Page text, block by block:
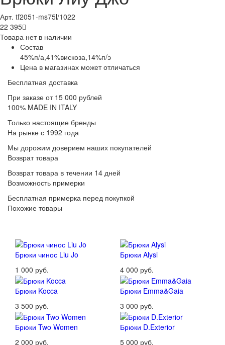
Арт. tf2051-ms75l/1022
22 395
Товара нет в наличии
Состав
45%п/а,41%вискоза,14%п/э
Цена в магазинах может отличаться
Бесплатная доставка
При заказе от 15 000 рублей
100% MADE IN ITALY
Только настоящие бренды
На рынке с 1992 года
Мы дорожим доверием наших покупателей
Возврат товара
Возврат товара в течении 14 дней
Возможность примерки
Бесплатная примерка перед покупкой
Похожие товары
Брюки чинос Liu Jo
1 000 руб.
Брюки Alysi
4 000 руб.
Брюки Kocca
3 500 руб.
Брюки Emma&Gaia
3 000 руб.
Брюки Two Women
2 000 руб.
Брюки D.Exterior
5 000 руб.